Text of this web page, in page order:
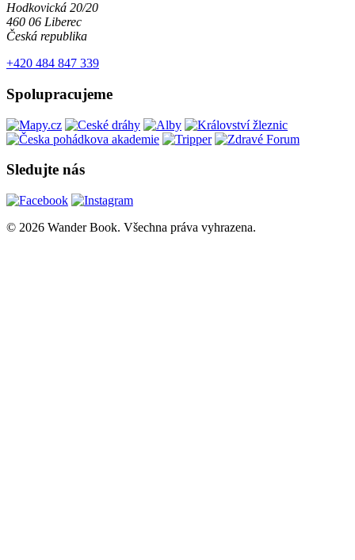
Hodkovická 20/20
460 06 Liberec
Česká republika
+420 484 847 339
Spolupracujeme
Sledujte nás
© 2026 Wander Book. Všechna práva vyhrazena.